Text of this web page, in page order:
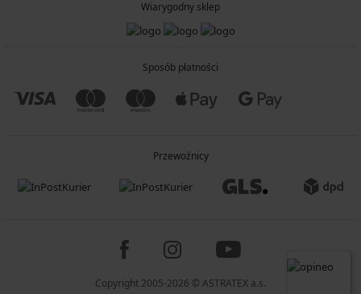
Wiarygodny sklep
Sposób płatności
Przewoźnicy
Copyright 2005-2026 © ASTRATEX a.s.